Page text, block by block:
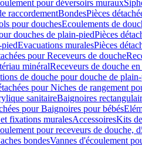
pour déversoirs muraux
raccordementBondesPièces
pour douchesEcoulements de
douches de plain-piedPièces
Evacuations muralesPièces
pour Receveurs de douche
minéralReceveurs de douche
de douche pour douche de
pour Niches de rangement
sanitaireBaignoires
pour Baignoires pour bébés
fixations muralesAccessoiresKits
pour receveurs de douche,
bondesVannes d'écoulement